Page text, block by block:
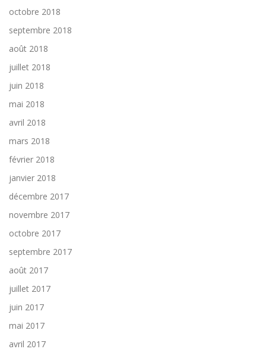
octobre 2018
septembre 2018
août 2018
juillet 2018
juin 2018
mai 2018
avril 2018
mars 2018
février 2018
janvier 2018
décembre 2017
novembre 2017
octobre 2017
septembre 2017
août 2017
juillet 2017
juin 2017
mai 2017
avril 2017